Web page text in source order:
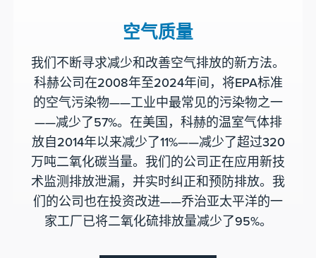
空气质量
我们不断寻求减少和改善空气排放的新方法。
科赫公司在2008年至2024年间，将EPA标准
的空气污染物——工业中最常见的污染物之一
——减少了57%。在美国，科赫的温室气体排
放自2014年以来减少了11%——减少了超过320
万吨二氧化碳当量。我们的公司正在应用新技
术监测排放泄漏，并实时纠正和预防排放。我
们的公司也在投资改进——乔治亚太平洋的一
家工厂已将二氧化硫排放量减少了95%。